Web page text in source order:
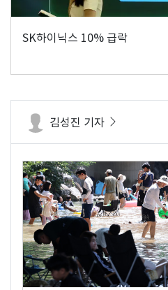
SK하이닉스 10% 급락
김성진 기자